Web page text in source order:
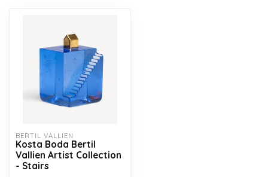
BERTIL VALLIEN
Kosta Boda Bertil
Vallien Artist Collection
- Stairs